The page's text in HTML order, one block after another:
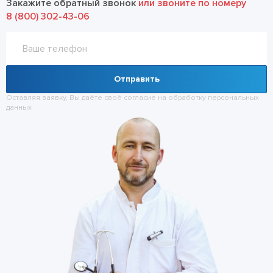
Закажите обратный звонок или звоните по номеру
8 (800) 302-43-06
Отправить
Оставляя заявку, Вы даёте своё согласие на обработку персональных
данных